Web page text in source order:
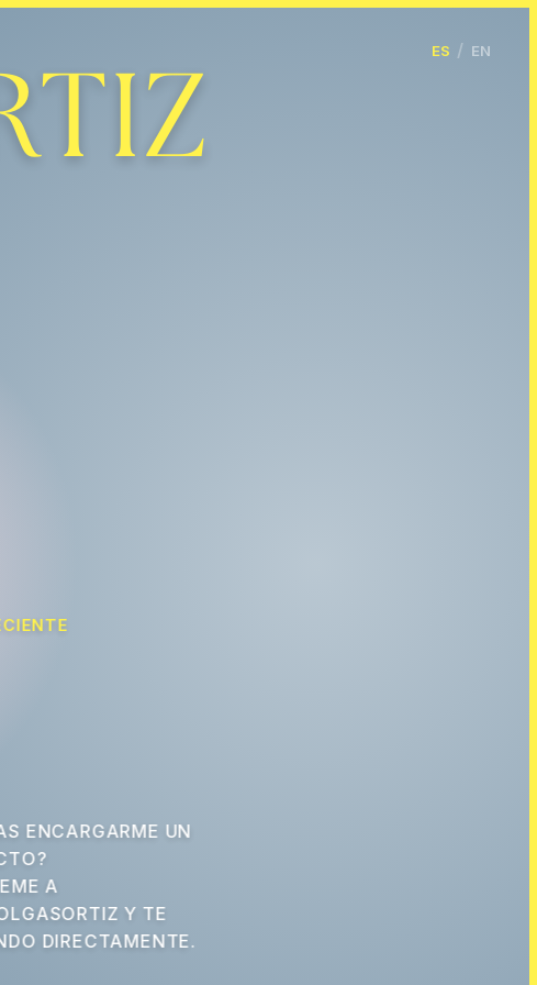
ES / EN
de producto publicitaria y directora de arte
ENCARGARME UN
A
Y TE
DIRECTAMENTE.